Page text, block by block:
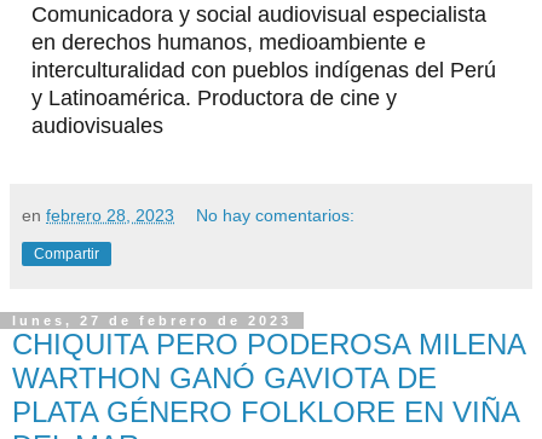
Comunicadora y social audiovisual especialista
en derechos humanos, medioambiente e
interculturalidad con pueblos indígenas del Perú
y Latinoamérica. Productora de cine y
audiovisuales
en febrero 28, 2023 No hay comentarios:
Compartir
lunes, 27 de febrero de 2023
CHIQUITA PERO PODEROSA MILENA
WARTHON GANÓ GAVIOTA DE
PLATA GÉNERO FOLKLORE EN VIÑA